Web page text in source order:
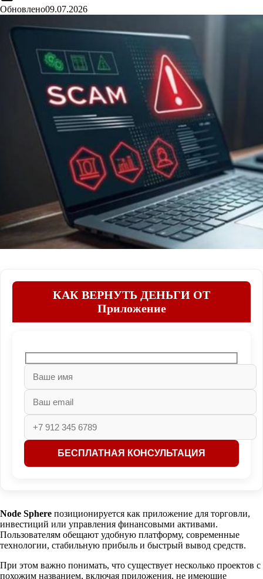
Обновлено09.07.2026
КАК ВЕРНУТЬ ДЕНЬГИ ОТ
Приложение
Node Sphere позиционируется как приложение для торговли,
инвестиций или управления финансовыми активами.
Пользователям обещают удобную платформу, современные
технологии, стабильную прибыль и быстрый вывод средств.
При этом важно понимать, что существует несколько проектов с
похожим названием, включая приложения, не имеющие